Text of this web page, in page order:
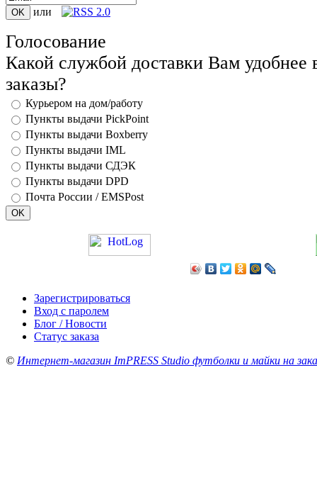
или
Голосование
Какой службой доставки Вам удобнее
заказы?
Курьером на дом/работу
Пункты выдачи PickPoint
Пункты выдачи Boxberry
Пункты выдачи IML
Пункты выдачи СДЭК
Пункты выдачи DPD
Почта России / EMSPost
Зарегистрироваться
Вход с паролем
Блог / Новости
Статус заказа
© Интернет-магазин ImPRESS Studio футболки и майки на